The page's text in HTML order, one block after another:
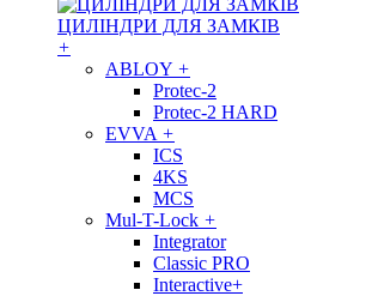
ЦИЛІНДРИ ДЛЯ ЗАМКІВ
+
ABLOY +
Protec-2
Protec-2 HARD
EVVA +
ICS
4KS
MCS
Mul-T-Lock +
Integrator
Classic PRO
Interactive+